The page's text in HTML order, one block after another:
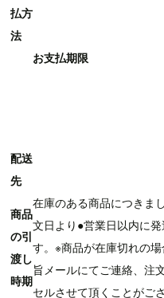
払方
法
お支払期限
配送
先
商品
の引
渡し
時期
在庫のある商品につきま
文日より●営業日以内に発
す。※商品が在庫切れの
旨メールにてご連絡、注
セルさせて頂くことがご